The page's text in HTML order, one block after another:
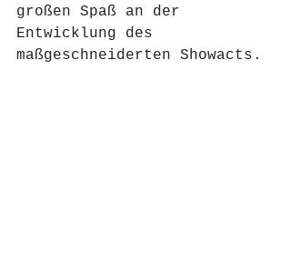
großen Spaß an der
Entwicklung des
maßgeschneiderten Showacts.